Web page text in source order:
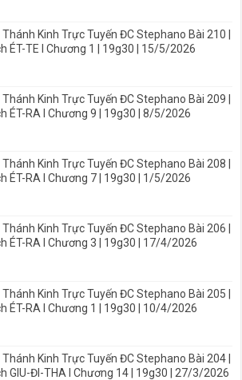
Thánh Kinh Trực Tuyến ĐC Stephano Bài 210 |
ÉT-TE I Chương 1 | 19g30 | 15/5/2026
Thánh Kinh Trực Tuyến ĐC Stephano Bài 209 |
ÉT-RA I Chương 9 | 19g30 | 8/5/2026
Thánh Kinh Trực Tuyến ĐC Stephano Bài 208 |
ÉT-RA I Chương 7 | 19g30 | 1/5/2026
Thánh Kinh Trực Tuyến ĐC Stephano Bài 206 |
ÉT-RA I Chương 3 | 19g30 | 17/4/2026
Thánh Kinh Trực Tuyến ĐC Stephano Bài 205 |
ÉT-RA I Chương 1 | 19g30 | 10/4/2026
Thánh Kinh Trực Tuyến ĐC Stephano Bài 204 |
GIU-ĐI-THA I Chương 14 | 19g30 | 27/3/2026